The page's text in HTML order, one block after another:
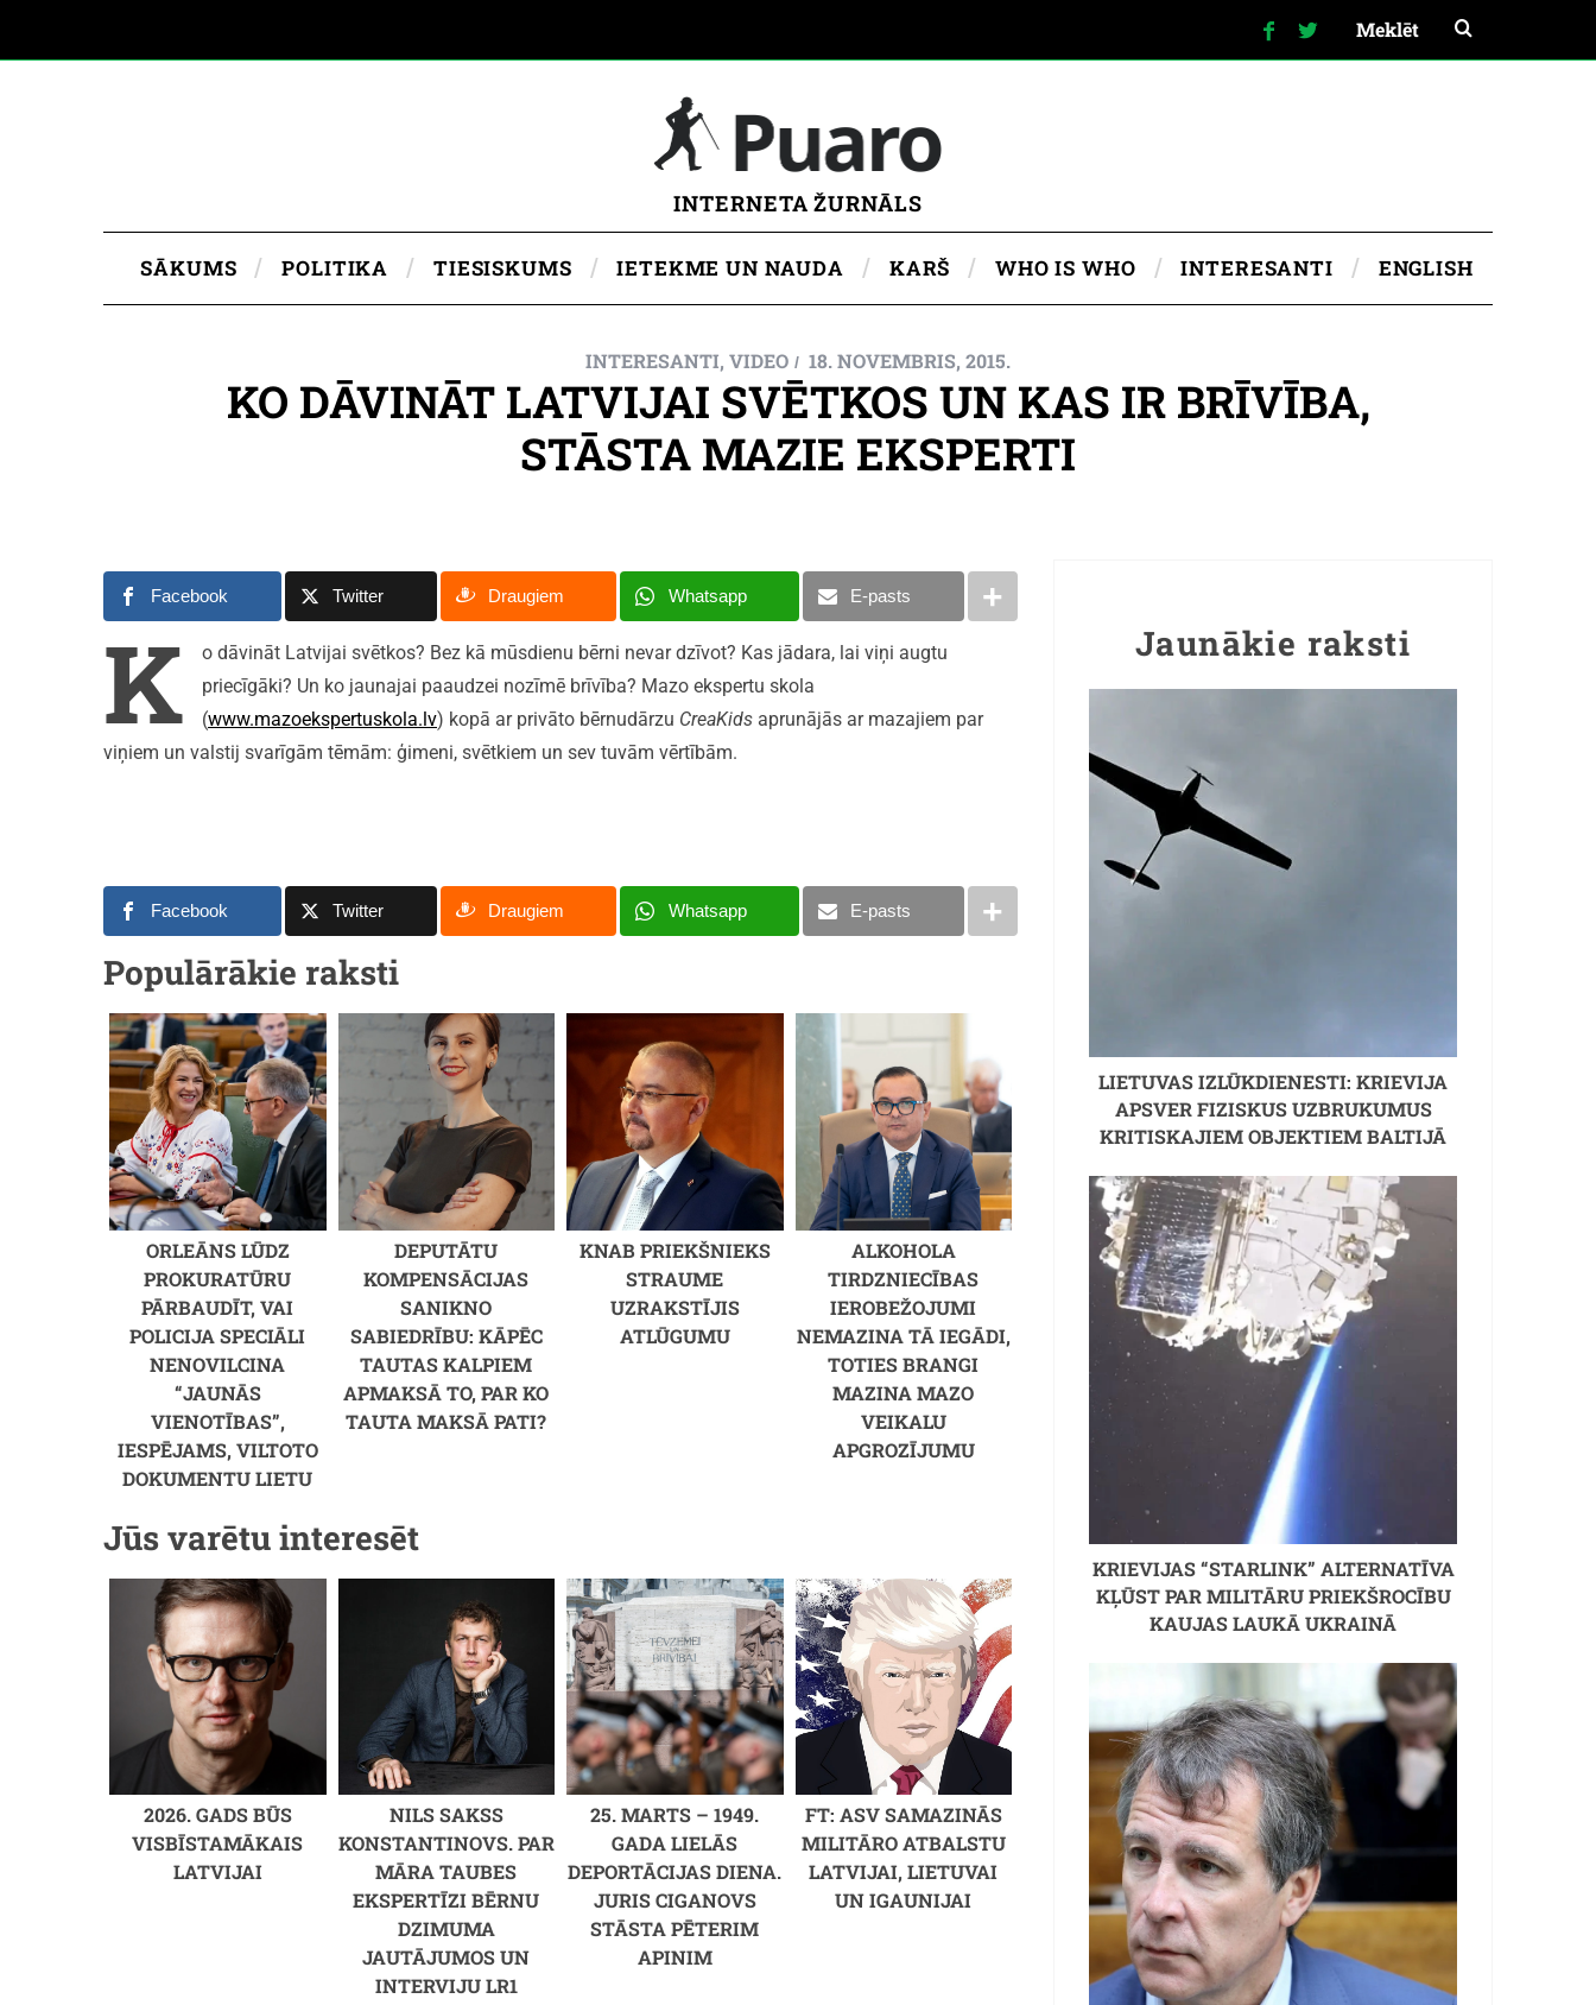
INTERNETA ŽURNĀLS
SĀKUMS POLITIKA TIESISKUMS IETEKME UN NAUDA KARŠ WHO IS WHO INTERESANTI ENGLISH
INTERESANTI, VIDEO 18. NOVEMBRIS, 2015.
KO DĀVINĀT LATVIJAI SVĒTKOS UN KAS IR BRĪVĪBA,
STĀSTA MAZIE EKSPERTI
Facebook Twitter Draugiem Whatsapp E-pasts
K
o dāvināt Latvijai svētkos? Bez kā mūsdienu bērni nevar dzīvot? Kas jādara, lai viņi augtu
priecīgāki? Un ko jaunajai paaudzei nozīmē brīvība? Mazo ekspertu skola
(www.mazoekspertuskola.lv) kopā ar privāto bērnudārzu CreaKids aprunājās ar mazajiem par
viņiem un valstij svarīgām tēmām: ģimeni, svētkiem un sev tuvām vērtībām.
Facebook Twitter Draugiem Whatsapp E-pasts
Populārākie raksti
ORLEĀNS LŪDZ
PROKURATŪRU
PĀRBAUDĪT, VAI
POLICIJA SPECIĀLI
NENOVILCINA
“JAUNĀS
VIENOTĪBAS”,
IESPĒJAMS, VILTOTO
DOKUMENTU LIETU
DEPUTĀTU
KOMPENSĀCIJAS
SANIKNO
SABIEDRĪBU: KĀPĒC
TAUTAS KALPIEM
APMAKSĀ TO, PAR KO
TAUTA MAKSĀ PATI?
KNAB PRIEKŠNIEKS
STRAUME
UZRAKSTĪJIS
ATLŪGUMU
ALKOHOLA
TIRDZNIECĪBAS
IEROBEŽOJUMI
NEMAZINA TĀ IEGĀDI,
TOTIES BRANGI
MAZINA MAZO
VEIKALU
APGROZĪJUMU
Jūs varētu interesēt
2026. GADS BŪS
VISBĪSTAMĀKAIS
LATVIJAI
NILS SAKSS
KONSTANTINOVS. PAR
MĀRA TAUBES
EKSPERTĪZI BĒRNU
DZIMUMA
JAUTĀJUMOS UN
INTERVIJU LR1
25. MARTS – 1949.
GADA LIELĀS
DEPORTĀCIJAS DIENA.
JURIS CIGANOVS
STĀSTA PĒTERIM
APINIM
FT: ASV SAMAZINĀS
MILITĀRO ATBALSTU
LATVIJAI, LIETUVAI
UN IGAUNIJAI
Jaunākie raksti
LIETUVAS IZLŪKDIENESTI: KRIEVIJA
APSVER FIZISKUS UZBRUKUMUS
KRITISKAJIEM OBJEKTIEM BALTIJĀ
KRIEVIJAS “STARLINK” ALTERNATĪVA
KĻŪST PAR MILITĀRU PRIEKŠROCĪBU
KAUJAS LAUKĀ UKRAINĀ